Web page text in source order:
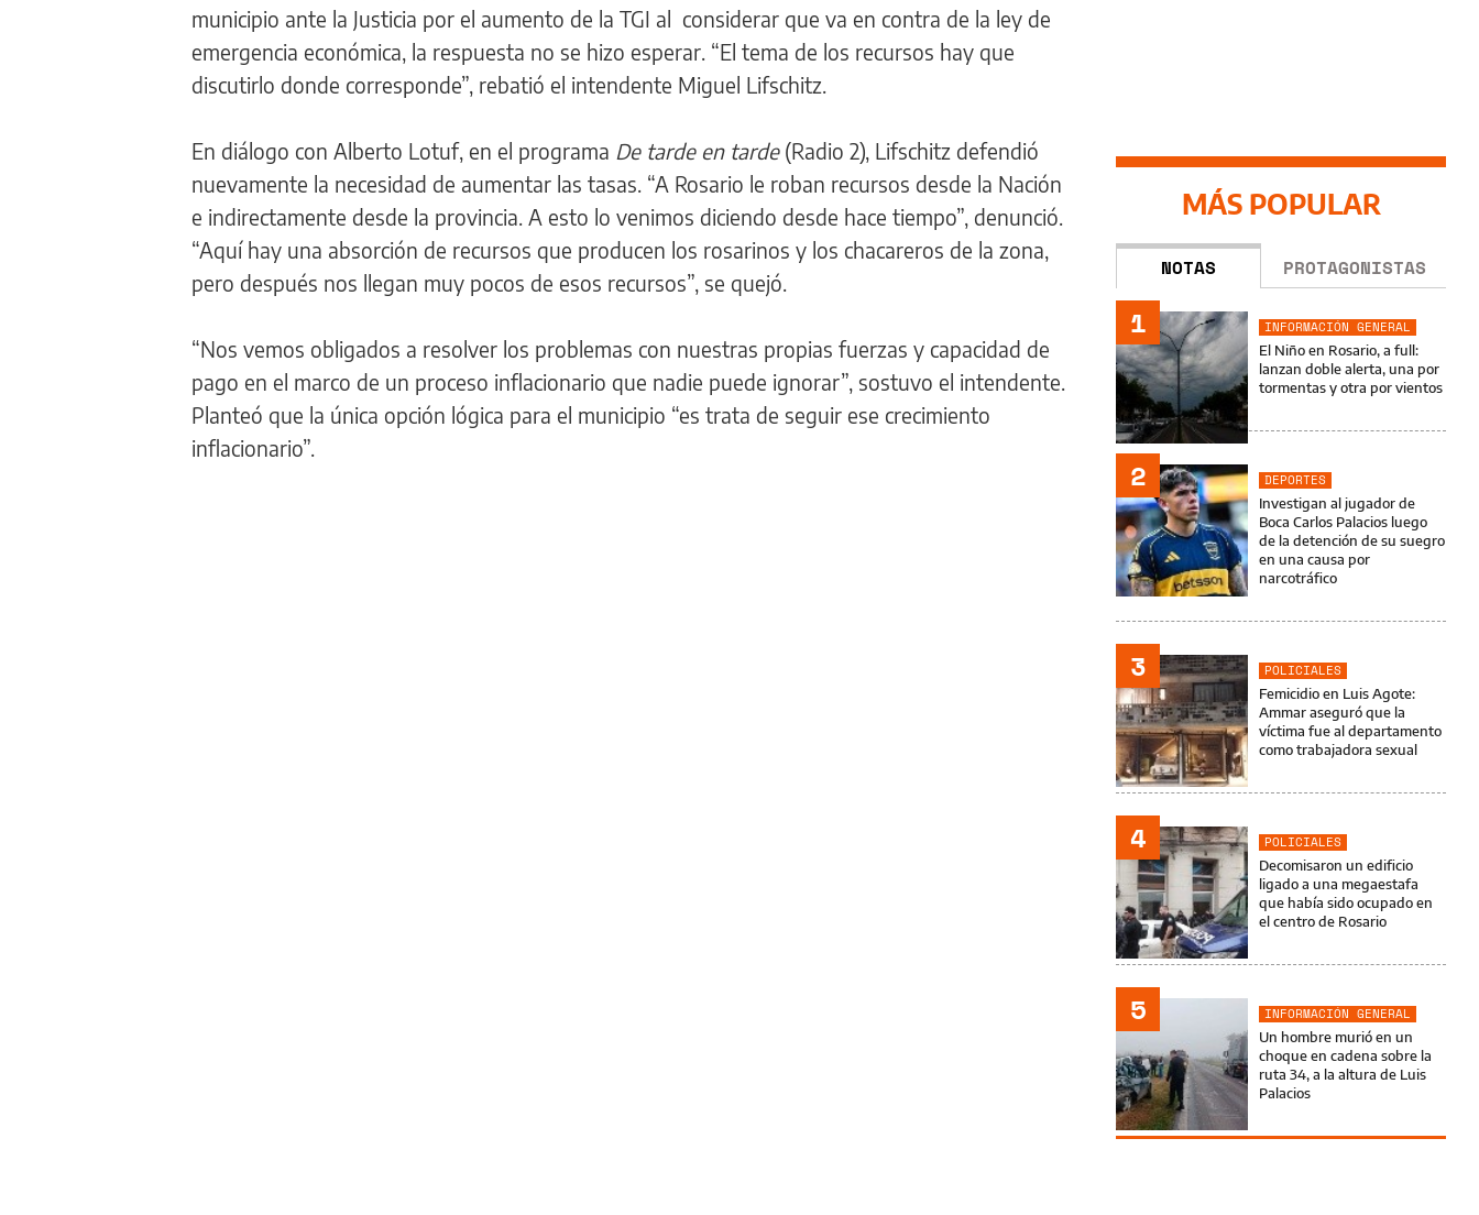
municipio ante la Justicia por el aumento de la TGI al considerar que va en contra de la ley de
emergencia económica, la respuesta no se hizo esperar. “El tema de los recursos hay que
discutirlo donde corresponde”, rebatió el intendente Miguel Lifschitz.
En diálogo con Alberto Lotuf, en el programa De tarde en tarde(Radio 2), Lifschitz defendió
nuevamente la necesidad de aumentar las tasas. “A Rosario le roban recursos desde la Nación
e indirectamente desde la provincia. A esto lo venimos diciendo desde hace tiempo”, denunció.
“Aquí hay una absorción de recursos que producen los rosarinos y los chacareros de la zona,
pero después nos llegan muy pocos de esos recursos”, se quejó.
“Nos vemos obligados a resolver los problemas con nuestras propias fuerzas y capacidad de
pago en el marco de un proceso inflacionario que nadie puede ignorar”, sostuvo el intendente.
Planteó que la única opción lógica para el municipio “es trata de seguir ese crecimiento
inflacionario”.
MÁS POPULAR
NOTAS PROTAGONISTAS
1
INFORMACIÓN GENERAL
El Niño en Rosario, a full:
lanzan doble alerta, una por
tormentas y otra por vientos
2
DEPORTES
Investigan al jugador de
Boca Carlos Palacios luego
de la detención de su suegro
en una causa por
narcotráfico
3
POLICIALES
Femicidio en Luis Agote:
Ammar aseguró que la
víctima fue al departamento
como trabajadora sexual
4
POLICIALES
Decomisaron un edificio
ligado a una megaestafa
que había sido ocupado en
el centro de Rosario
5
INFORMACIÓN GENERAL
Un hombre murió en un
choque en cadena sobre la
ruta 34, a la altura de Luis
Palacios